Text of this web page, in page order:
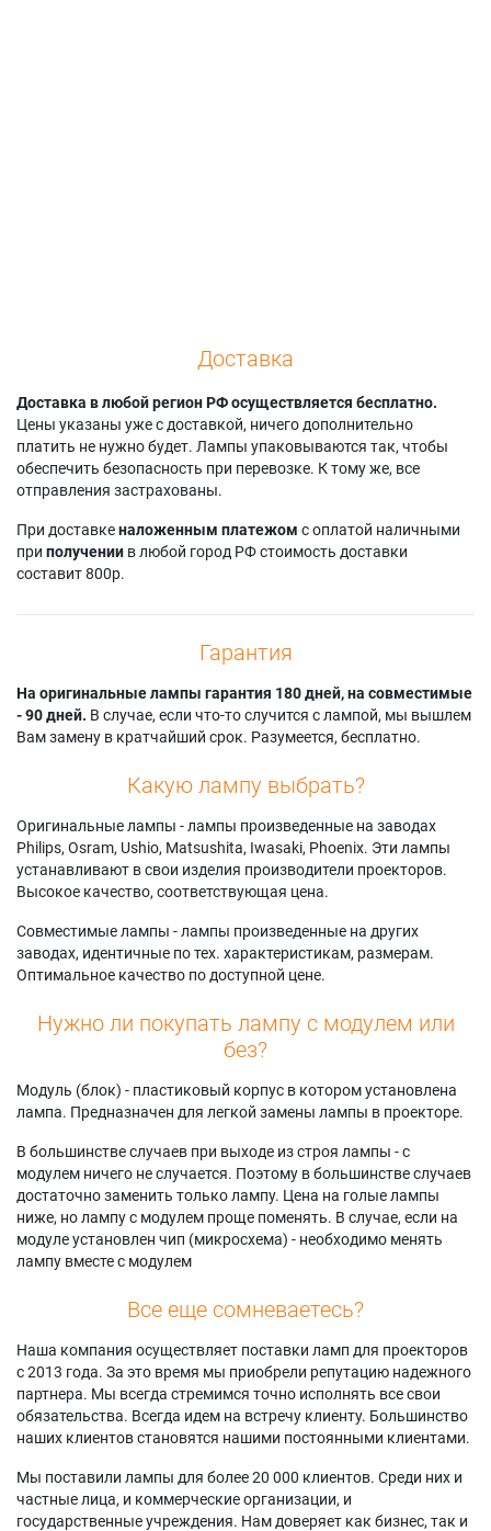
Доставка
Доставка в любой регион РФ осуществляется бесплатно.
Цены указаны уже с доставкой, ничего дополнительно
платить не нужно будет. Лампы упаковываются так, чтобы
обеспечить безопасность при перевозке. К тому же, все
отправления застрахованы.
При доставкеналоженным платежом с оплатой наличными
при получении в любой город РФ стоимость доставки
составит 800р.
Гарантия
На оригинальные лампы гарантия 180 дней, на совместимые
- 90 дней. В случае, если что-то случится с лампой, мы вышлем
Вам замену в кратчайший срок. Разумеется, бесплатно.
Какую лампу выбрать?
Оригинальные лампы - лампы произведенные на заводах
Philips, Osram, Ushio, Matsushita, Iwasaki, Phoenix. Эти лампы
устанавливают в свои изделия производители проекторов.
Высокое качество, соответствующая цена.
Совместимые лампы - лампы произведенные на других
заводах, идентичные по тех. характеристикам, размерам.
Оптимальное качество по доступной цене.
Нужно ли покупать лампу с модулем или
без?
Модуль (блок) - пластиковый корпус в котором установлена
лампа. Предназначен для легкой замены лампы в проекторе.
В большинстве случаев при выходе из строя лампы - с
модулем ничего не случается. Поэтому в большинстве случаев
достаточно заменить только лампу. Цена на голые лампы
ниже, но лампу с модулем проще поменять. В случае, если на
модуле установлен чип (микросхема) - необходимо менять
лампу вместе с модулем
Все еще сомневаетесь?
Наша компания осуществляет поставки ламп для проекторов
с 2013 года. За это время мы приобрели репутацию надежного
партнера. Мы всегда стремимся точно исполнять все свои
обязательства. Всегда идем на встречу клиенту. Большинство
наших клиентов становятся нашими постоянными клиентами.
Мы поставили лампы для более 20 000 клиентов. Среди них и
частные лица, и коммерческие организации, и
государственные учреждения. Нам доверяет как бизнес, так и